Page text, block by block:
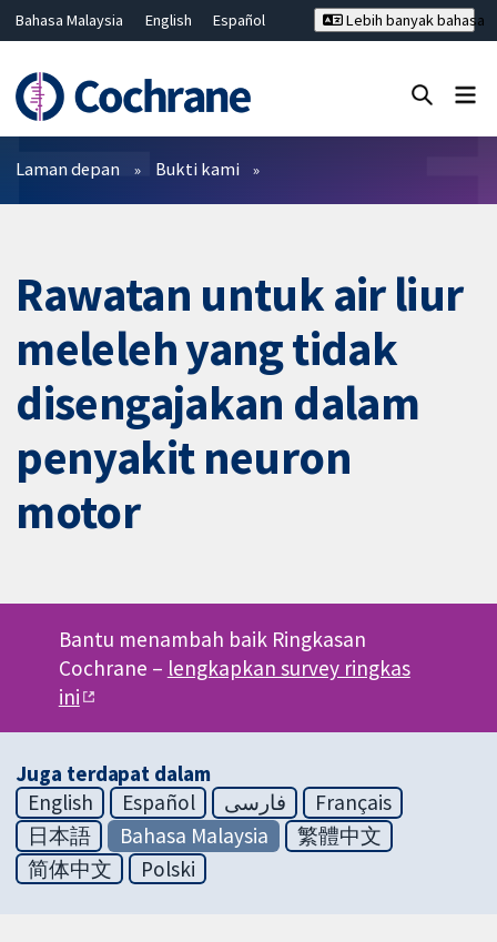
Bahasa Malaysia English
Español
Hrvatski
Deutsch ไทย
繁體中文
简体中文
Lebih banyak bahasa
Penapis
Laman depan Bukti kami
Rawatan untuk air liur
meleleh yang tidak
disengajakan dalam
penyakit neuron
motor
Bantu menambah baik Ringkasan
Cochrane – lengkapkan survey ringkas
ini
Juga terdapat dalam
English
Español فارسی
Français
日本語
Bahasa Malaysia
繁體中文
简体中文
Polski